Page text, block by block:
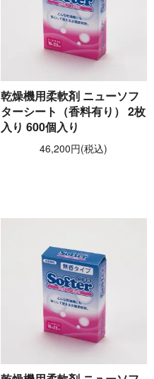
乾燥機用柔軟剤 ニューソフ
ターシート（香料有り） 2枚
入り 600個入り
46,200円(税込)